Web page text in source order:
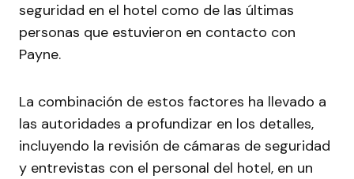
seguridad en el hotel como de las últimas
personas que estuvieron en contacto con
Payne.
La combinación de estos factores ha llevado a
las autoridades a profundizar en los detalles,
incluyendo la revisión de cámaras de seguridad
y entrevistas con el personal del hotel, en un